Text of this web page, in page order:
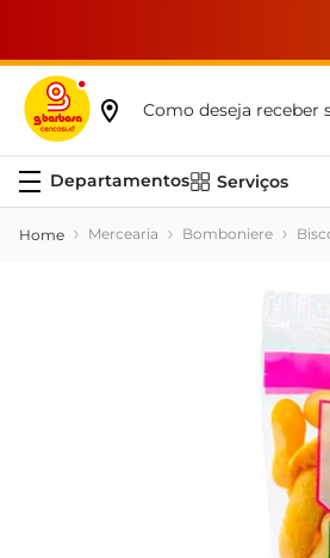
Como deseja receber
Serviços
Mercearia Bomboniere